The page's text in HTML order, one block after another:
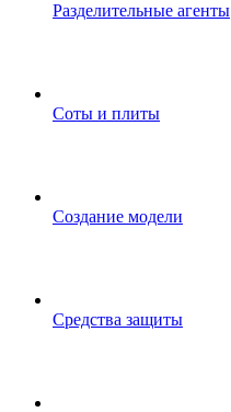
Разделительные агенты
Соты и плиты
Создание модели
Средства защиты